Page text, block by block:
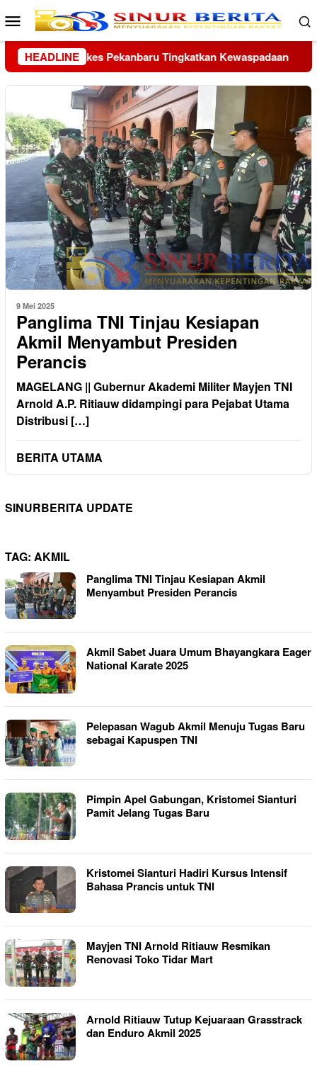
Loncat
ke
konten
Menu
Mobile
HEADLINE Sopir Angkot di Tapanuli Tengah Diringkus,
9 Mei 2025
Panglima TNI Tinjau Kesiapan
Akmil Menyambut Presiden
Perancis
MAGELANG || Gubernur Akademi Militer Mayjen TNI
Arnold A.P. Ritiauw didampingi para Pejabat Utama
Distribusi […]
BERITA UTAMA
SINURBERITA UPDATE
TAG: AKMIL
Panglima TNI Tinjau Kesiapan Akmil
Menyambut Presiden Perancis
Akmil Sabet Juara Umum Bhayangkara Eager
National Karate 2025
Pelepasan Wagub Akmil Menuju Tugas Baru
sebagai Kapuspen TNI
Pimpin Apel Gabungan, Kristomei Sianturi
Pamit Jelang Tugas Baru
Kristomei Sianturi Hadiri Kursus Intensif
Bahasa Prancis untuk TNI
Mayjen TNI Arnold Ritiauw Resmikan
Renovasi Toko Tidar Mart
Arnold Ritiauw Tutup Kejuaraan Grasstrack
dan Enduro Akmil 2025